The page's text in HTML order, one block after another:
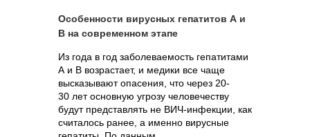
Особенности вирусных гепатитов А и
В на современном этапе
Из года в год заболеваемость гепатитами
А и В возрастает, и медики все чаще
высказывают опасения, что через 20-
30 лет основную угрозу человечеству
будут представлять не ВИЧ-инфекции, как
считалось ранее, а именно вирусные